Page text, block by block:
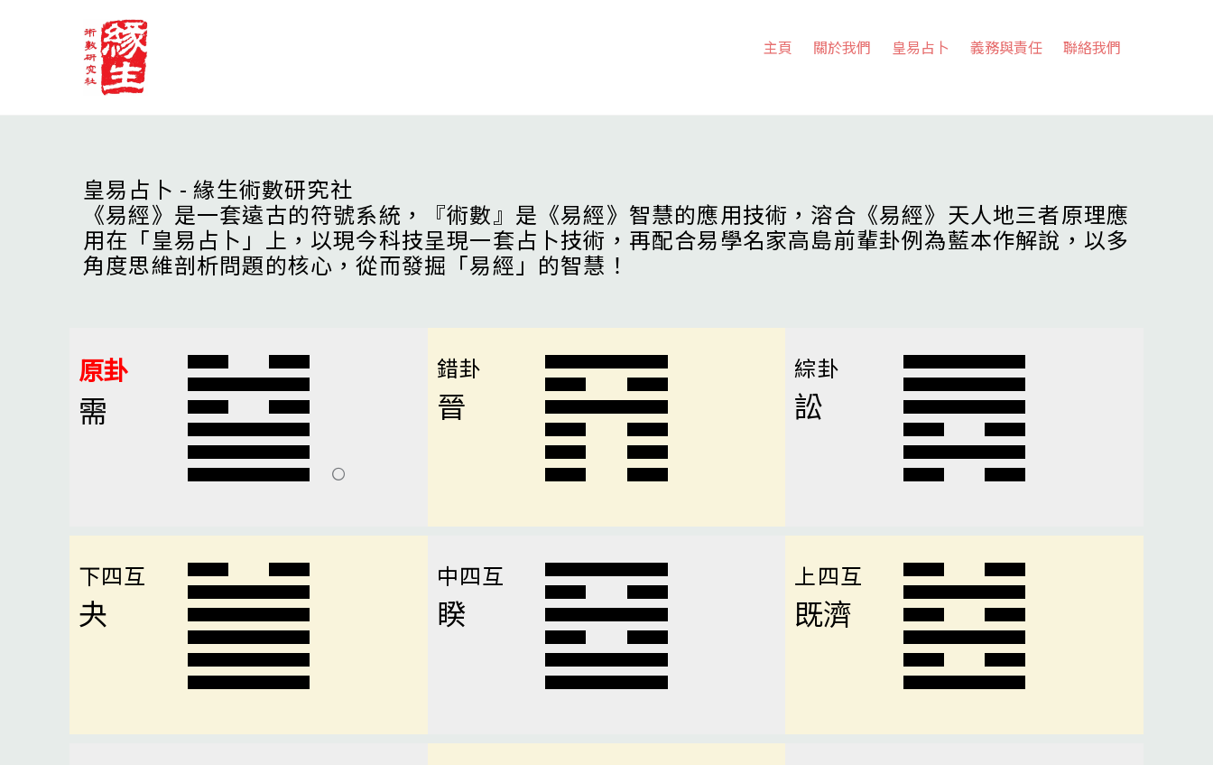
主頁 關於我們 皇易占卜 義務與責任 聯絡我們
皇易占卜 - 緣生術數研究社
《易經》是一套遠古的符號系統，『術數』是《易經》智慧的應用技術，溶合《易經》天人地三者原理應
用在「皇易占卜」上，以現今科技呈現一套占卜技術，再配合易學名家高島前輩卦例為藍本作解說，以多
角度思維剖析問題的核心，從而發掘「易經」的智慧！
原卦
需
錯卦
晉
綜卦
訟
下四互
夬
中四互
睽
上四互
既濟